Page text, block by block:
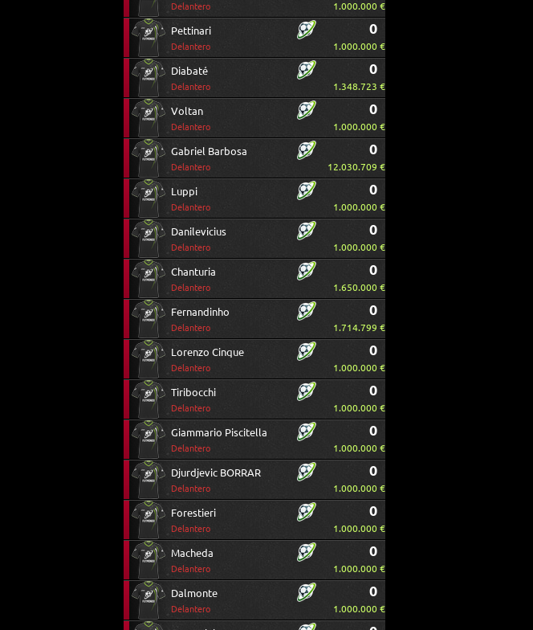
Delantero 1.000.000 €
Pettinari
Delantero
0
1.000.000 €
Diabaté
Delantero
0
1.348.723 €
Voltan
Delantero
0
1.000.000 €
Gabriel Barbosa
Delantero
0
12.030.709 €
Luppi
Delantero
0
1.000.000 €
Danilevicius
Delantero
0
1.000.000 €
Chanturia
Delantero
0
1.650.000 €
Fernandinho
Delantero
0
1.714.799 €
Lorenzo Cinque
Delantero
0
1.000.000 €
Tiribocchi
Delantero
0
1.000.000 €
Giammario Piscitella
Delantero
0
1.000.000 €
Djurdjevic BORRAR
Delantero
0
1.000.000 €
Forestieri
Delantero
0
1.000.000 €
Macheda
Delantero
0
1.000.000 €
Dalmonte
Delantero
0
1.000.000 €